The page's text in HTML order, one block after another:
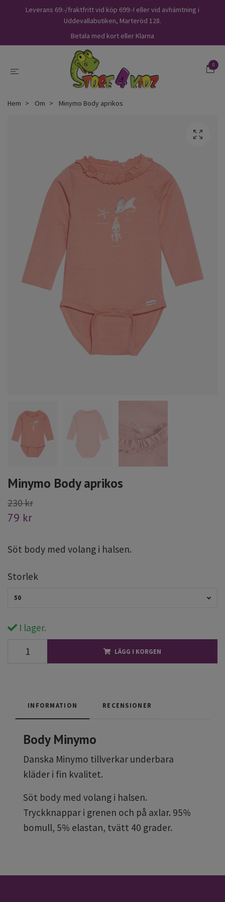
Leverans 69:-/fraktfritt vid köp 699:-! eller vid avhämtning i
Uddevallabutiken, Marteröd 128.
Betala med kort eller Klarna
0
Hem Om Minymo Body aprikos
Minymo Body aprikos
230 kr
79 kr
Söt body med volang i halsen.
Storlek
50
I lager.
LÄGG I KORGEN
INFORMATION RECENSIONER
Body Minymo
Danska Minymo tillverkar underbara
kläder i fin kvalitet.
Söt body med volang i halsen.
Tryckknappar i grenen och på axlar. 95%
bomull, 5% elastan, tvätt 40 grader.